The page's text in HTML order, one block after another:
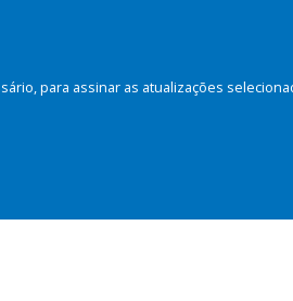
para assinar as atualizações